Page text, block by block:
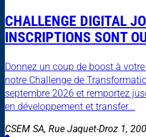
CHALLENGE DIGITAL
INSCRIPTIONS SONT
Donnez un coup de boost à
notre Challenge de
septembre 2026 et remportez
en développement et transfer...
CSEM SA, Rue Jaquet-Droz 1,